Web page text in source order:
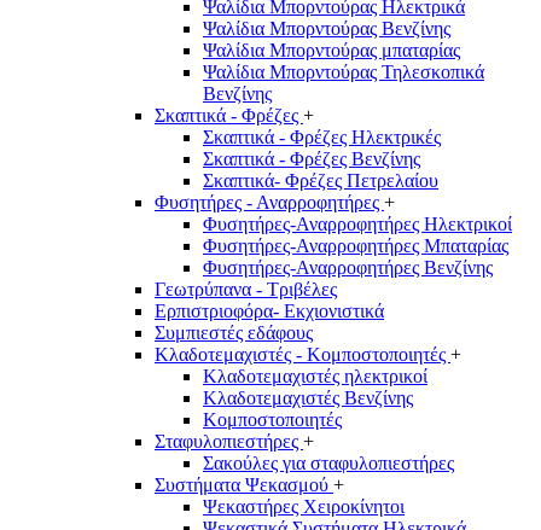
Ψαλίδια Μπορντούρας Hλεκτρικά
Ψαλίδια Μπορντούρας Βενζίνης
Ψαλίδια Μπορντούρας μπαταρίας
Ψαλίδια Μπορντούρας Τηλεσκοπικά
Βενζίνης
Σκαπτικά - Φρέζες +
Σκαπτικά - Φρέζες Ηλεκτρικές
Σκαπτικά - Φρέζες Βενζίνης
Σκαπτικά- Φρέζες Πετρελαίου
Φυσητήρες - Αναρροφητήρες +
Φυσητήρες-Αναρροφητήρες Ηλεκτρικοί
Φυσητήρες-Αναρροφητήρες Μπαταρίας
Φυσητήρες-Αναρροφητήρες Βενζίνης
Γεωτρύπανα - Τριβέλες
Ερπιστριοφόρα- Εκχιονιστικά
Συμπιεστές εδάφους
Κλαδοτεμαχιστές - Κομποστοποιητές +
Κλαδοτεμαχιστές ηλεκτρικοί
Κλαδοτεμαχιστές Βενζίνης
Κομποστοποιητές
Σταφυλοπιεστήρες +
Σακούλες για σταφυλοπιεστήρες
Συστήματα Ψεκασμού +
Ψεκαστήρες Χειροκίνητοι